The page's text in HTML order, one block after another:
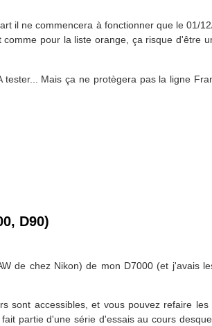
il ne commencera à fonctionner que le 01/
pour la liste orange, ça risque d'être
A tester... Mais ça ne protègera pas la ligne
D90)
de chez Nikon) de mon D7000 (et j'avais
sont accessibles, et vous pouvez refaire
partie d'une série d'essais au cours